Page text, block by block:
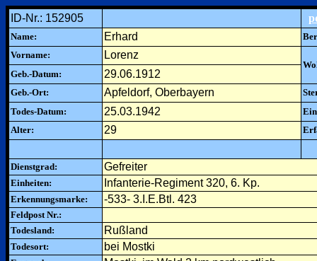
ID-Nr.: 152905
Name: Erhard
Vorname:
Lorenz
Geb.-Datum:
29.06.1912
Geb.-Ort: Apfeldorf, Oberbayern
Todes-Datum:
25.03.1942
Alter:
29
Dienstgrad: Gefreiter
Einheiten: Infanterie-Regiment 320, 6. Kp.
Erkennungsmarke: -533- 3.I.E.Btl. 423
Feldpost Nr.:
Todesland:
Rußland
Todesort: bei Mostki